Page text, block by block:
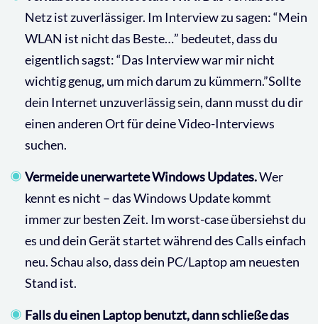
Netz ist zuverlässiger. Im Interview zu sagen: “Mein
WLAN ist nicht das Beste…” bedeutet, dass du
eigentlich sagst: “Das Interview war mir nicht
wichtig genug, um mich darum zu kümmern.”Sollte
dein Internet unzuverlässig sein, dann musst du dir
einen anderen Ort für deine Video-Interviews
suchen.
Vermeide unerwartete Windows Updates.Wer
kennt es nicht – das Windows Update kommt
immer zur besten Zeit. Im worst-case übersiehst du
es und dein Gerät startet während des Calls einfach
neu. Schau also, dass dein PC/Laptop am neuesten
Stand ist.
Falls du einen Laptop benutzt, dann schließe das